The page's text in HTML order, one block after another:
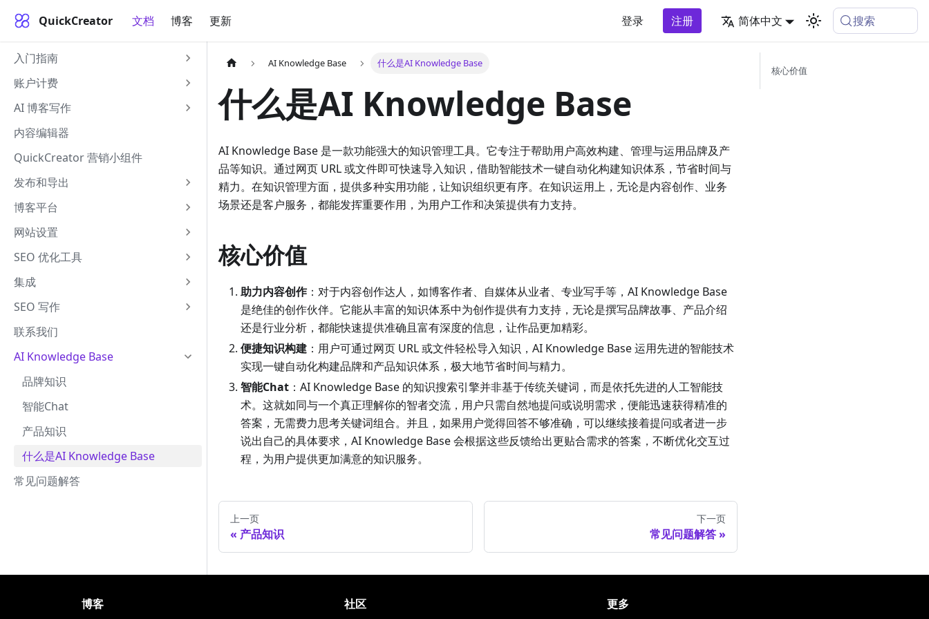
QuickCreator 文档 博客 更新 登录 注册 简体中文 搜索
入门指南
账户计费
AI 博客写作
内容编辑器
QuickCreator 营销小组件
发布和导出
博客平台
网站设置
SEO 优化工具
集成
SEO 写作
联系我们
AI Knowledge Base
品牌知识
智能Chat
产品知识
什么是AI Knowledge Base
常见问题解答
AI Knowledge Base 什么是AI Knowledge Base
什么是AI Knowledge Base
AI Knowledge Base 是一款功能强大的知识管理工具。它专注于帮助用户高效构建、管理与运用品牌及产
品等知识。通过网页 URL 或文件即可快速导入知识，借助智能技术一键自动化构建知识体系，节省时间与
精力。在知识管理方面，提供多种实用功能，让知识组织更有序。在知识运用上，无论是内容创作、业务
场景还是客户服务，都能发挥重要作用，为用户工作和决策提供有力支持。
核心价值
助力内容创作：对于内容创作达人，如博客作者、自媒体从业者、专业写手等，AI Knowledge Base
是绝佳的创作伙伴。它能从丰富的知识体系中为创作提供有力支持，无论是撰写品牌故事、产品介绍
还是行业分析，都能快速提供准确且富有深度的信息，让作品更加精彩。
便捷知识构建 ：用户可通过网页 URL 或文件轻松导入知识，AI Knowledge Base 运用先进的智能技术
实现一键自动化构建品牌和产品知识体系，极大地节省时间与精力。
智能Chat ：AI Knowledge Base 的知识搜索引擎并非基于传统关键词，而是依托先进的人工智能技
术。这就如同与一个真正理解你的智者交流，用户只需自然地提问或说明需求，便能迅速获得精准的
答案，无需费力思考关键词组合。并且，如果用户觉得回答不够准确，可以继续接着提问或者进一步
说出自己的具体要求，AI Knowledge Base 会根据这些反馈给出更贴合需求的答案，不断优化交互过
程，为用户提供更加满意的知识服务。
上一页
产品知识
下一页
常见问题解答
核心价值
博客 社区 更多